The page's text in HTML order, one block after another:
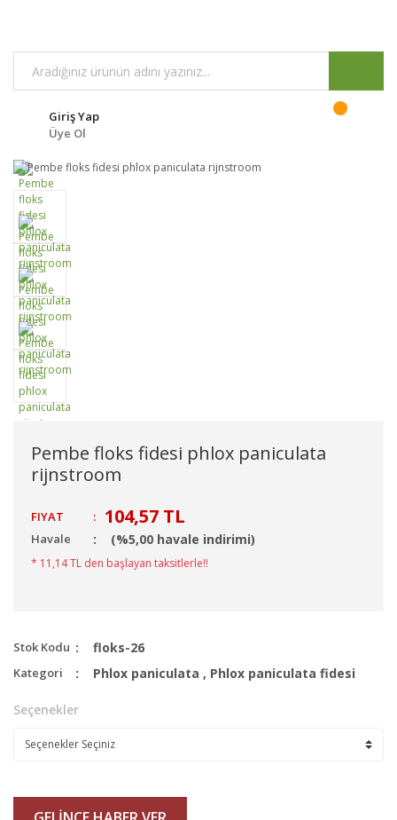
Giriş Yap
Üye Ol
Pembe floks fidesi phlox paniculata
rijnstroom
FIYAT : 104,57 TL
Havale (%5,00 havale indirimi)
* 11,14 TL den başlayan taksitlerle!!
Stok Kodu floks-26
Kategori Phlox paniculata , Phlox paniculata fidesi
Seçenekler